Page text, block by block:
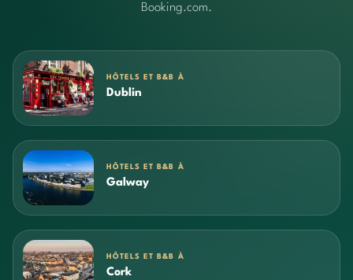
Booking.com.
HÔTELS ET B&B À
Dublin
HÔTELS ET B&B À
Galway
HÔTELS ET B&B À
Cork